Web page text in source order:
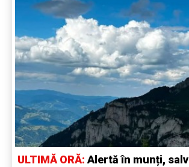
ULTIMĂ ORĂ:Alertă în munți,